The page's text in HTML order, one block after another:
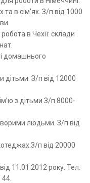
в сім’ях. З/п від 1000
в Чехії: склади
домашнього
дітьми. З/п від 12000
з дітьми З/п 8000-
людьми. З/п від
п від 20000
11.01.2012 року. Тел.